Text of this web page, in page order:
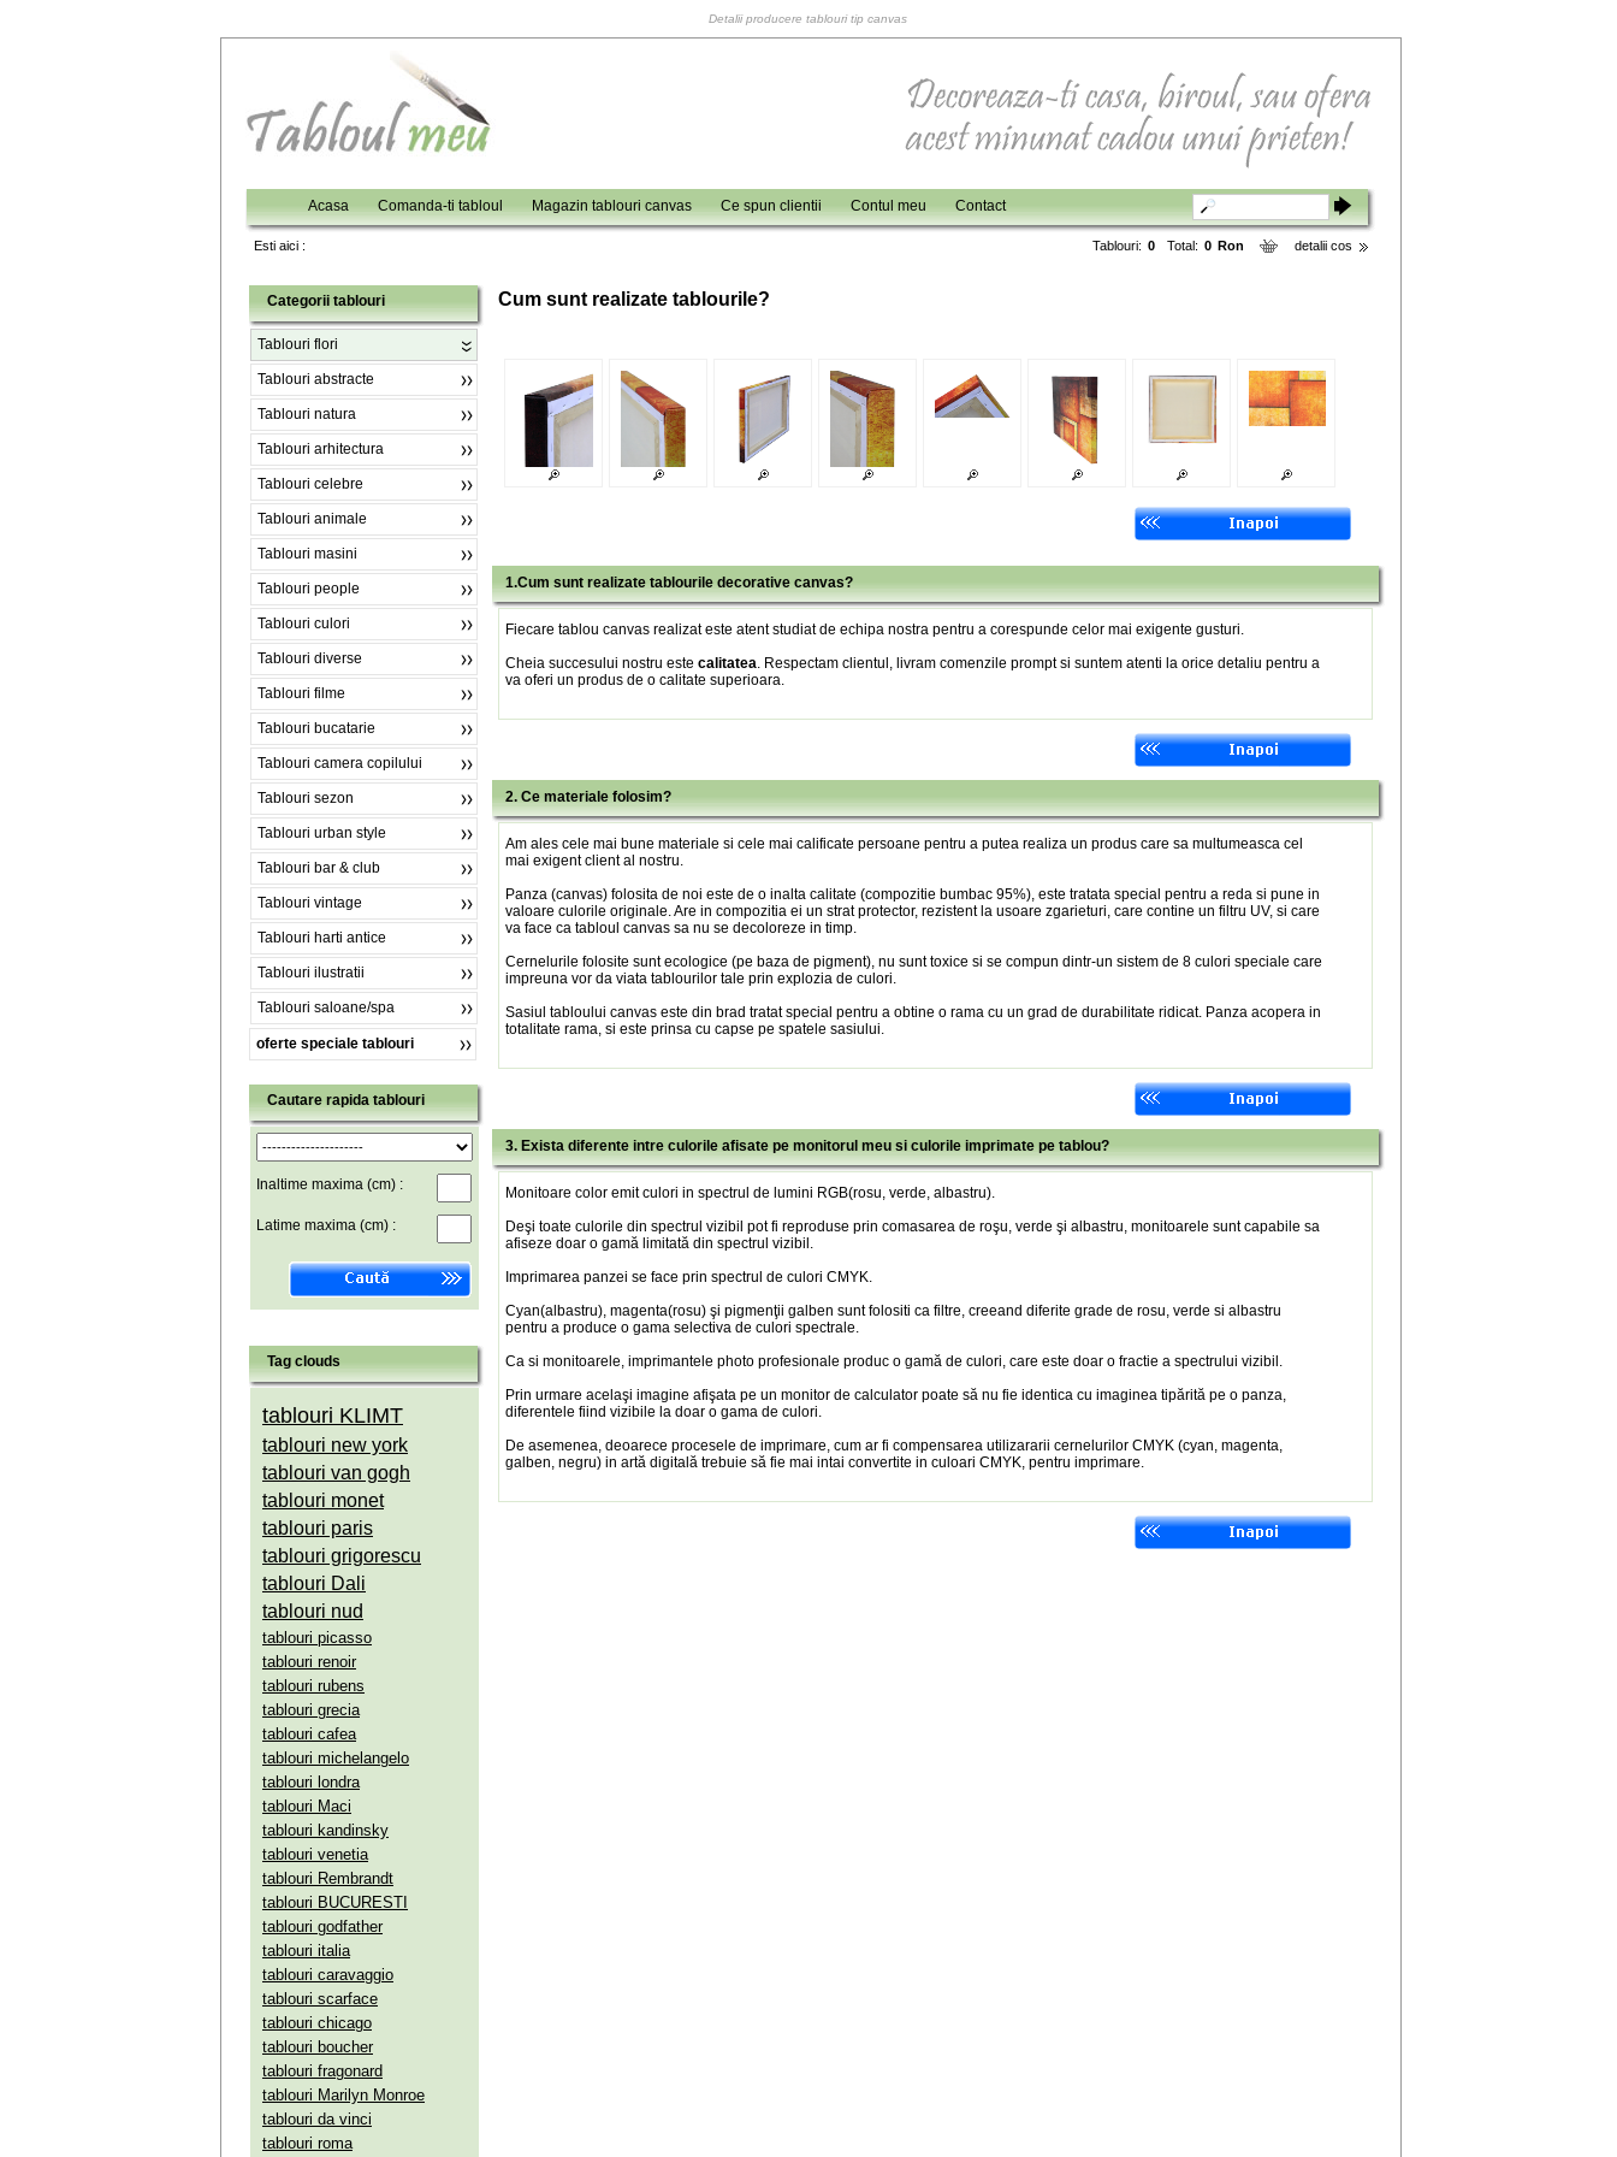
Detalii producere tablouri tip canvas
Acasa Comanda-ti tabloul Magazin tablouri canvas Ce spun clientii Contul meu Contact
Esti aici : detalii cos
Tablouri: 0 Total: 0 Ron
Categorii tablouri
Tablouri flori
Tablouri abstracte
Tablouri natura
Tablouri arhitectura
Tablouri celebre
Tablouri animale
Tablouri masini
Tablouri people
Tablouri culori
Tablouri diverse
Tablouri filme
Tablouri bucatarie
Tablouri camera copilului
Tablouri sezon
Tablouri urban style
Tablouri bar & club
Tablouri vintage
Tablouri harti antice
Tablouri ilustratii
Tablouri saloane/spa
oferte speciale tablouri
Cautare rapida tablouri
Inaltime maxima (cm) :
Latime maxima (cm) :
Tag clouds
tablouri KLIMT
tablouri new york
tablouri van gogh
tablouri monet
tablouri paris
tablouri grigorescu
tablouri Dali
tablouri nud
tablouri picasso
tablouri renoir
tablouri rubens
tablouri grecia
tablouri cafea
tablouri michelangelo
tablouri londra
tablouri Maci
tablouri kandinsky
tablouri venetia
tablouri Rembrandt
tablouri BUCURESTI
tablouri godfather
tablouri italia
tablouri caravaggio
tablouri scarface
tablouri chicago
tablouri boucher
tablouri fragonard
tablouri Marilyn Monroe
tablouri da vinci
tablouri roma
Cum sunt realizate tablourile?
1.Cum sunt realizate tablourile decorative canvas?
Fiecare tablou canvas realizat este atent studiat de echipa nostra pentru a corespunde celor mai exigente gusturi.
Cheia succesului nostru este calitatea. Respectam clientul, livram comenzile prompt si suntem atenti la orice detaliu pentru a
va oferi un produs de o calitate superioara.
2. Ce materiale folosim?
Am ales cele mai bune materiale si cele mai calificate persoane pentru a putea realiza un produs care sa multumeasca cel
mai exigent client al nostru.
Panza (canvas) folosita de noi este de o inalta calitate (compozitie bumbac 95%), este tratata special pentru a reda si pune in
valoare culorile originale. Are in compozitia ei un strat protector, rezistent la usoare zgarieturi, care contine un filtru UV, si care
va face ca tabloul canvas sa nu se decoloreze in timp.
Cernelurile folosite sunt ecologice (pe baza de pigment), nu sunt toxice si se compun dintr-un sistem de 8 culori speciale care
impreuna vor da viata tablourilor tale prin explozia de culori.
Sasiul tabloului canvas este din brad tratat special pentru a obtine o rama cu un grad de durabilitate ridicat. Panza acopera in
totalitate rama, si este prinsa cu capse pe spatele sasiului.
3. Exista diferente intre culorile afisate pe monitorul meu si culorile imprimate pe tablou?
Monitoare color emit culori in spectrul de lumini RGB(rosu, verde, albastru).
Deşi toate culorile din spectrul vizibil pot fi reproduse prin comasarea de roşu, verde şi albastru, monitoarele sunt capabile sa
afiseze doar o gamă limitată din spectrul vizibil.
Imprimarea panzei se face prin spectrul de culori CMYK.
Cyan(albastru), magenta(rosu) şi pigmenţii galben sunt folositi ca filtre, creeand diferite grade de rosu, verde si albastru
pentru a produce o gama selectiva de culori spectrale.
Ca si monitoarele, imprimantele photo profesionale produc o gamă de culori, care este doar o fractie a spectrului vizibil.
Prin urmare acelaşi imagine afişata pe un monitor de calculator poate să nu fie identica cu imaginea tipărită pe o panza,
diferentele fiind vizibile la doar o gama de culori.
De asemenea, deoarece procesele de imprimare, cum ar fi compensarea utilizararii cernelurilor CMYK (cyan, magenta,
galben, negru) in artă digitală trebuie să fie mai intai convertite in culoari CMYK, pentru imprimare.